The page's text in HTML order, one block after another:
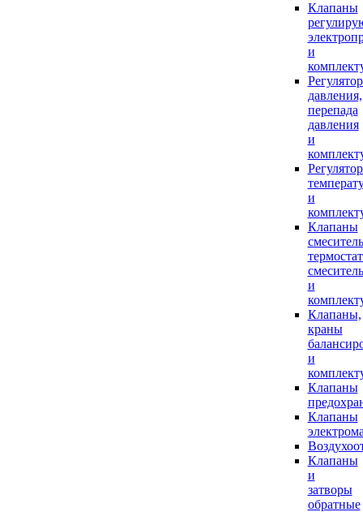
Клапаны
и
давления,
перепада
давления
и
и
Клапаны
и
Клапаны,
краны
и
Клапаны
Клапаны
Клапаны
и
затворы
обратные